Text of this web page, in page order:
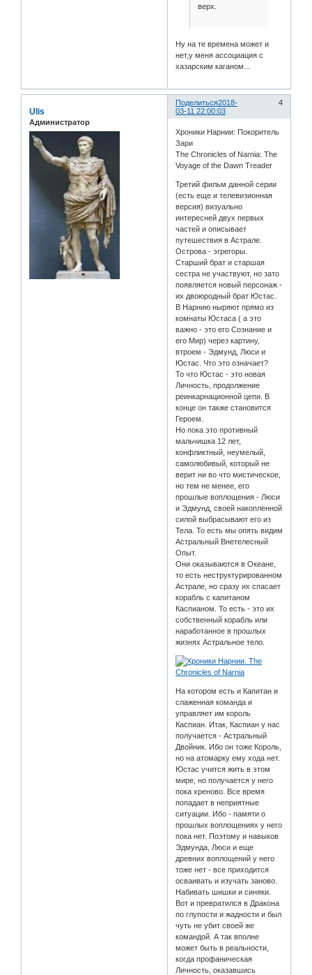
верх.
Ну на те времена может и
нет,у меня ассоциация с
хазарским каганом...
Поделиться 4
2018-
03-11 22:00:03
Ulis
Администратор
Хроники Нарнии: Покоритель
Зари
The Chronicles of Narnia: The
Voyage of the Dawn Treader
Третий фильм данной серии
(есть еще и телевизионная
версия) визуально
интересней двух первых
частей и описывает
путешествия в Астрале.
Острова - эгрегоры.
Старший брат и старшая
сестра не участвуют, но зато
появляется новый персонаж -
их двоюродный брат Юстас.
В Нарнию ныряют прямо из
комнаты Юстаса ( а это
важно - это его Сознание и
его Мир) через картину,
втроем - Эдмунд, Люси и
Юстас. Что это означает?
То что Юстас - это новая
Личность, продолжение
реинкарнационной цепи. В
конце он также становится
Героем.
Но пока это противный
мальчишка 12 лет,
конфликтный, неумелый,
самолюбивый, который не
верит ни во что мистическое,
но тем не менее, его
прошлые воплощения - Люси
и Эдмунд, своей накопленной
силой выбрасывают его из
Тела. То есть мы опять видим
Астральный Внетелесный
Опыт.
Они оказываются в Океане,
то есть неструктурированном
Астрале, но сразу их спасает
корабль с капитаном
Каспианом. То есть - это их
собственный корабль или
наработанное в прошлых
жизнях Астральное тело.
На котором есть и Капитан и
слаженная команда и
управляет им король
Каспиан. Итак, Каспиан у нас
получается - Астральный
Двойник. Ибо он тоже Король,
но на атомарку ему хода нет.
Юстас учится жить в этом
мире, но получается у него
пока хреново. Все время
попадает в неприятные
ситуации. Ибо - памяти о
прошлых воплощениях у него
пока нет. Поэтому и навыков
Эдмунда, Люси и еще
древних воплощений у него
тоже нет - все приходится
осваивать и изучать заново.
Набивать шишки и синяки.
Вот и превратился в Дракона
по глупости и жадности и был
чуть не убит своей же
командой. А так вполне
может быть в реальности,
когда профаническая
Личность, оказавшись